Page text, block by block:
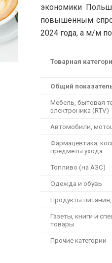
экономики
повышенным
2024 года, а м/м
Товарная
Общий
Мебель, бытовая
электроника (RTV)
Автомобили,
Фармацевтика,
предметы ухода
Топливо (на АЗС)
Одежда и обувь
Продукты
Газеты, книги и
товары
Прочие категории